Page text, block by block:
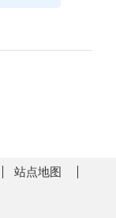
站点地图